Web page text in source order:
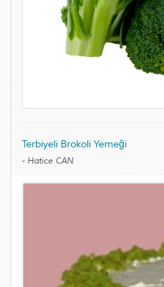
Terbiyeli Brokoli Yemeği
- Hatice CAN